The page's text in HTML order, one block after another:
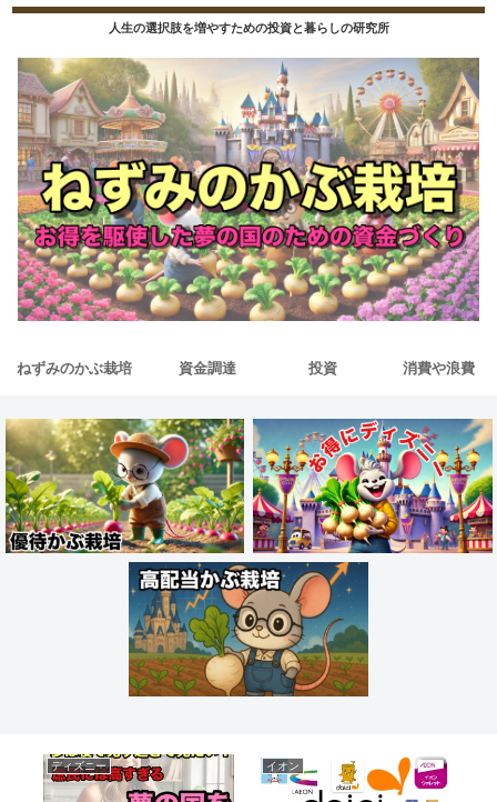
人生の選択肢を増やすための投資と暮らしの研究所
ねずみのかぶ栽培 資金調達 投資 消費や浪費
ディズニー イオン